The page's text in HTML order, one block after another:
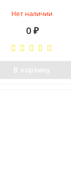
Нет наличии
0 ₽
В корзину